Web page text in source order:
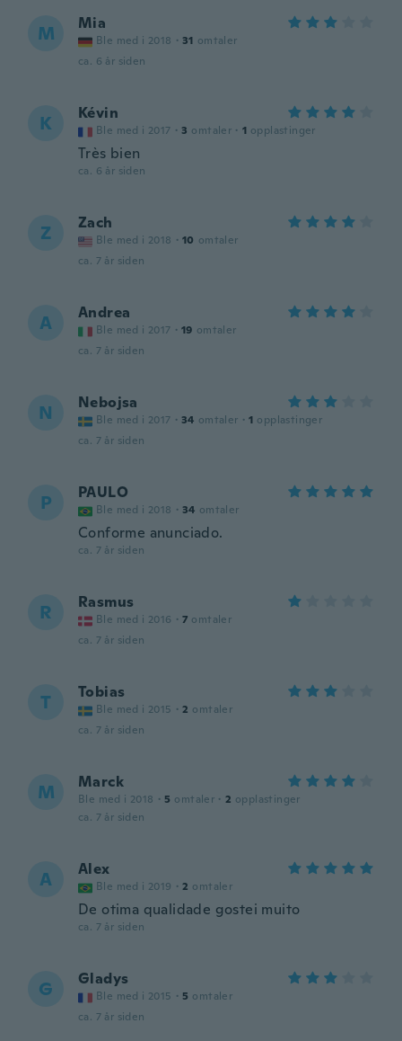
M Mia
Ble med i 2018 · 31 omtaler
ca. 6 år siden
K Kévin
Ble med i 2017 · 3 omtaler · 1 opplastinger
Très bien
ca. 6 år siden
Z Zach
Ble med i 2018 · 10 omtaler
ca. 7 år siden
A Andrea
Ble med i 2017 · 19 omtaler
ca. 7 år siden
N Nebojsa
Ble med i 2017 · 34 omtaler · 1 opplastinger
ca. 7 år siden
P PAULO
Ble med i 2018 · 34 omtaler
Conforme anunciado.
ca. 7 år siden
R Rasmus
Ble med i 2016 · 7 omtaler
ca. 7 år siden
T Tobias
Ble med i 2015 · 2 omtaler
ca. 7 år siden
M Marck
Ble med i 2018 · 5 omtaler · 2 opplastinger
ca. 7 år siden
A Alex
Ble med i 2019 · 2 omtaler
De otima qualidade gostei muito
ca. 7 år siden
G Gladys
Ble med i 2015 · 5 omtaler
ca. 7 år siden